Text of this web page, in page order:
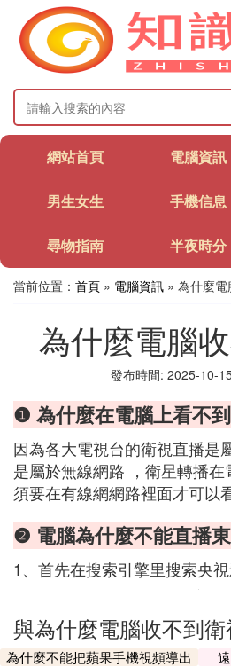
網站首頁 電腦資訊
男生女生 手機信息
尋物指南 半夜時分
當前位置： 首頁 » 電腦資訊 » 為什麼
為什麼電腦
發布時間: 2025-10-
❶ 為什麼在電腦上看不
因為各大電視台的衛視直播是
是屬於無線網路 ，衛星轉播
須要在有線網網路裡面才可以
❷ 電腦為什麼不能直播
1、首先在搜索引擎里搜索央
與為什麼電腦收不到
為什麼不能把蘋果手機視頻導出